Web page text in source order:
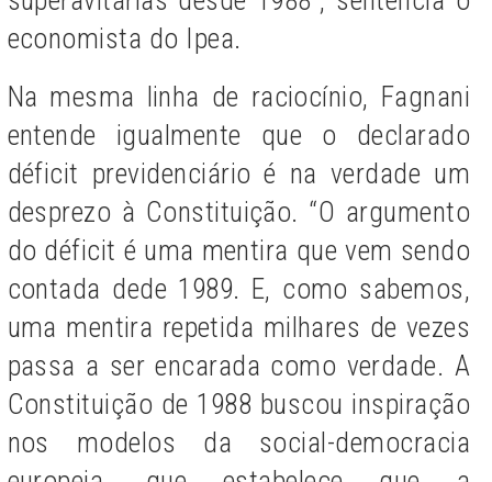
economista do Ipea.
Na mesma linha de raciocínio, Fagnani
entende igualmente que o declarado
déficit previdenciário é na verdade um
desprezo à Constituição. “O argumento
do déficit é uma mentira que vem sendo
contada dede 1989. E, como sabemos,
uma mentira repetida milhares de vezes
passa a ser encarada como verdade. A
Constituição de 1988 buscou inspiração
nos modelos da social-democracia